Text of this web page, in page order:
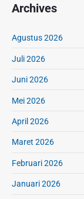
Archives
Agustus 2026
Juli 2026
Juni 2026
Mei 2026
April 2026
Maret 2026
Februari 2026
Januari 2026